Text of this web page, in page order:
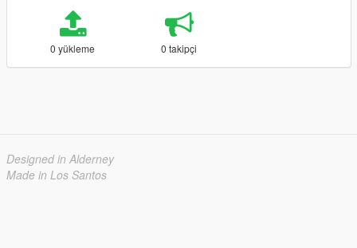
0 yükleme 0 takipçi
Designed in Alderney
Made in Los Santos